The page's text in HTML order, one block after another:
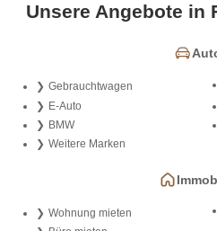
Unsere Angebote in
Gebrauchtwagen
E-Auto
BMW
Weitere Marken
Wohnung mieten